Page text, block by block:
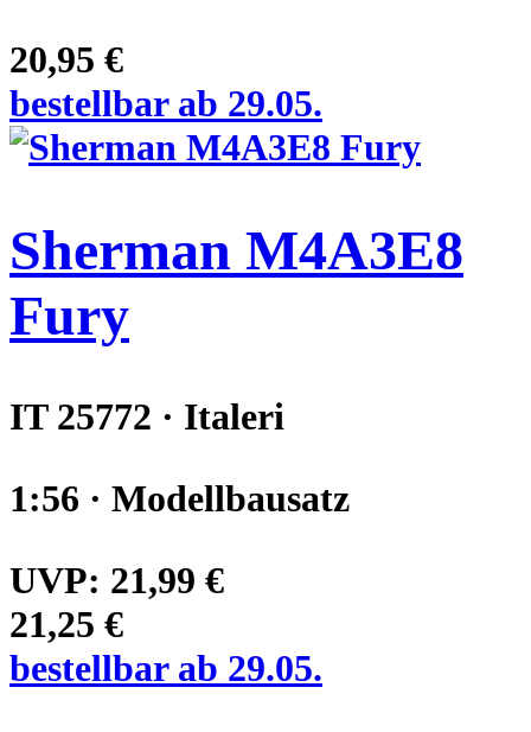
20,95 €
bestellbar ab 29.05.
Sherman M4A3E8
Fury
IT 25772 · Italeri
1:56 · Modellbausatz
UVP: 21,99 €
21,25 €
bestellbar ab 29.05.